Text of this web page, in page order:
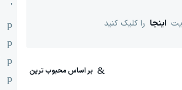
اینجا را کلیک کنید